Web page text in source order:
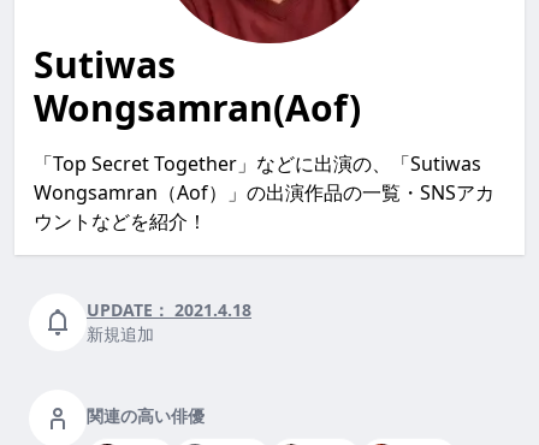
Sutiwas
Wongsamran(Aof)
「Top Secret Together」などに出演の、「Sutiwas
Wongsamran（Aof）」の出演作品の一覧・SNSアカ
ウントなどを紹介！
UPDATE： 2021.4.18
新規追加
関連の高い俳優